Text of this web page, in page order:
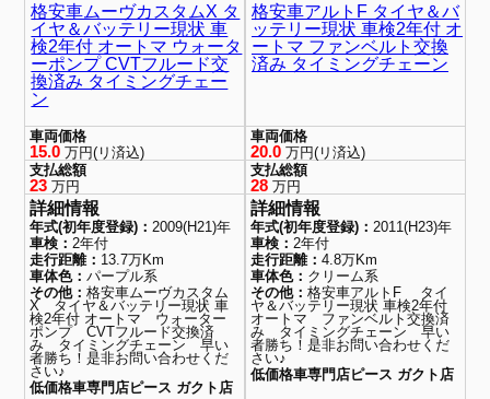
格安車ムーヴカスタムX タ
イヤ＆バッテリー現状 車
検2年付 オートマ ウォータ
ーポンプ CVTフルード交
換済み タイミングチェー
ン
車両価格
15.0 万円(リ済込)
支払総額
23 万円
詳細情報
年式(初年度登録)： 2009(H21)年
車検： 2年付
走行距離： 13.7万Km
車体色：パープル系
その他：格安車ムーヴカスタム
X タイヤ＆バッテリー現状 車
検2年付 オートマ ウォーター
ポンプ CVTフルード交換済
み タイミングチェーン 早い
者勝ち！是非お問い合わせくだ
さい♪
低価格車専門店ピース ガクト店
格安車アルトF タイヤ＆バ
ッテリー現状 車検2年付 オ
ートマ ファンベルト交換
済み タイミングチェーン
車両価格
20.0万円(リ済込)
支払総額
28万円
詳細情報
年式(初年度登録)： 2011(H23)年
車検： 2年付
走行距離： 4.8万Km
車体色： クリーム系
その他： 格安車アルトF タイ
ヤ＆バッテリー現状 車検2年付
オートマ ファンベルト交換済
み タイミングチェーン 早い
者勝ち！是非お問い合わせくだ
さい♪
低価格車専門店ピース ガクト店